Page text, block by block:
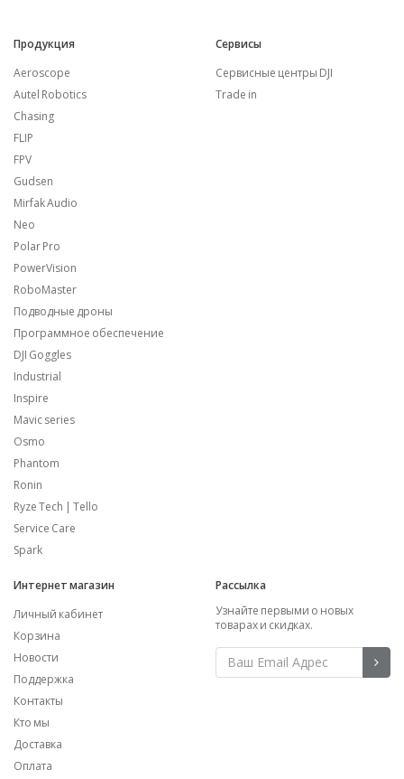
Продукция
Aeroscope
Autel Robotics
Chasing
FLIP
FPV
Gudsen
Mirfak Audio
Neo
Polar Pro
PowerVision
RoboMaster
Подводные дроны
Программное обеспечение
DJI Goggles
Industrial
Inspire
Mavic series
Osmo
Phantom
Ronin
Ryze Tech | Tello
Service Care
Spark
Сервисы
Сервисные центры DJI
Trade in
Интернет магазин
Личный кабинет
Корзина
Новости
Поддержка
Контакты
Кто мы
Доставка
Оплата
Рассылка
Узнайте первыми о новых
товарах и скидках.